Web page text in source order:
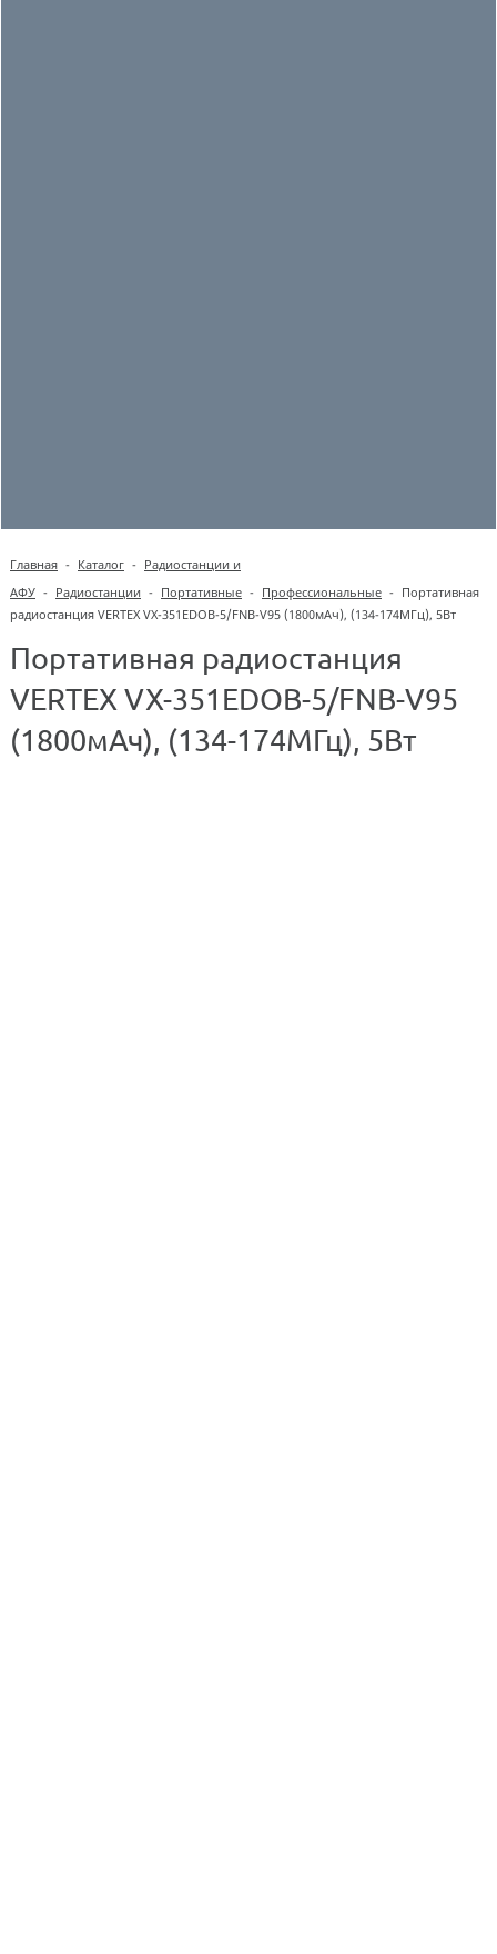
Главная - Каталог - Радиостанции и
АФУ - Радиостанции - Портативные - Профессиональные - Портативная
радиостанция VERTEX VX-351EDOB-5/FNB-V95 (1800мАч), (134-174МГц), 5Вт
Портативная радиостанция
VERTEX VX-351EDOB-5/FNB-V95
(1800мАч), (134-174МГц), 5Вт